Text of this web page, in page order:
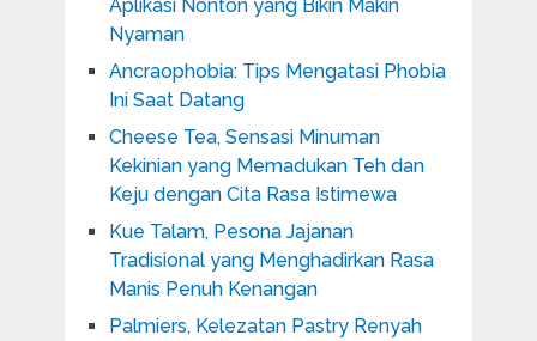
Aplikasi Nonton yang Bikin Makin
Nyaman
Ancraophobia: Tips Mengatasi Phobia
Ini Saat Datang
Cheese Tea, Sensasi Minuman
Kekinian yang Memadukan Teh dan
Keju dengan Cita Rasa Istimewa
Kue Talam, Pesona Jajanan
Tradisional yang Menghadirkan Rasa
Manis Penuh Kenangan
Palmiers, Kelezatan Pastry Renyah